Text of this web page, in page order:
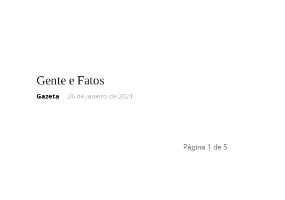
Gente e Fatos
Gazeta - 26 de janeiro de 2024
Página 1 de 5